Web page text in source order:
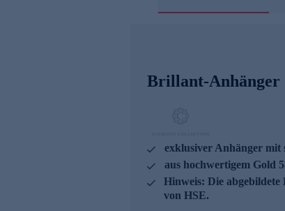
Brillant-Anhänger
exklusiver Anhänger mit
aus hochwertigem Gold
Hinweis: Die
von HSE.